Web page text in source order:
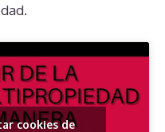
cookies de